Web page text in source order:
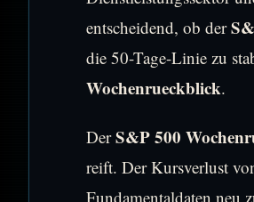
entscheidend, ob der
die 50-Tage-Linie zu
Wochenrueckblick.
DerS&P 500
reift. Der Kursverlust
Fundamentaldaten neu